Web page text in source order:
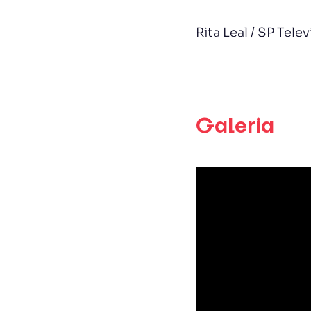
Rita Leal / SP
Galeria